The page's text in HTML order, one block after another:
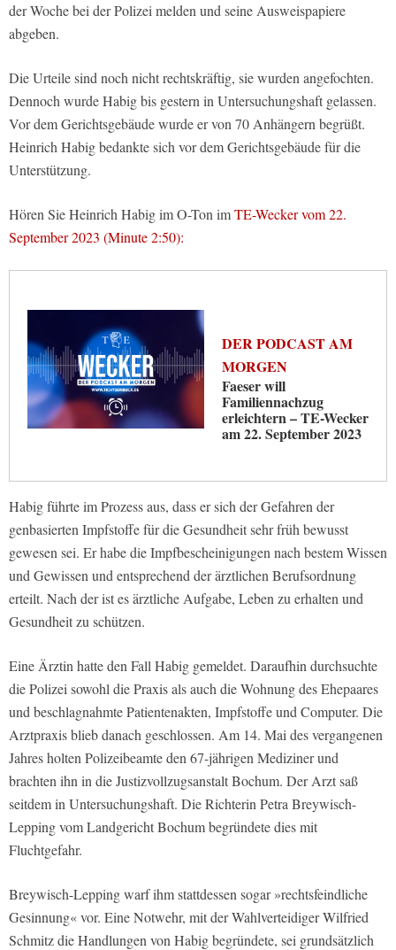
der Woche bei der Polizei melden und seine Ausweispapiere
abgeben.
Die Urteile sind noch nicht rechtskräftig, sie wurden angefochten.
Dennoch wurde Habig bis gestern in Untersuchungshaft gelassen.
Vor dem Gerichtsgebäude wurde er von 70 Anhängern begrüßt.
Heinrich Habig bedankte sich vor dem Gerichtsgebäude für die
Unterstützung.
Hören Sie Heinrich Habig im O-Ton imTE-Wecker vom 22.
September 2023 (Minute 2:50):
DER PODCAST AM
MORGEN
Faeser will
Familiennachzug
erleichtern – TE-Wecker
am 22. September 2023
Habig führte im Prozess aus, dass er sich der Gefahren der
genbasierten Impfstoffe für die Gesundheit sehr früh bewusst
gewesen sei. Er habe die Impfbescheinigungen nach bestem Wissen
und Gewissen und entsprechend der ärztlichen Berufsordnung
erteilt. Nach der ist es ärztliche Aufgabe, Leben zu erhalten und
Gesundheit zu schützen.
Eine Ärztin hatte den Fall Habig gemeldet. Daraufhin durchsuchte
die Polizei sowohl die Praxis als auch die Wohnung des Ehepaares
und beschlagnahmte Patientenakten, Impfstoffe und Computer. Die
Arztpraxis blieb danach geschlossen. Am 14. Mai des vergangenen
Jahres holten Polizeibeamte den 67-jährigen Mediziner und
brachten ihn in die Justizvollzugsanstalt Bochum. Der Arzt saß
seitdem in Untersuchungshaft. Die Richterin Petra Breywisch-
Lepping vom Landgericht Bochum begründete dies mit
Fluchtgefahr.
Breywisch-Lepping warf ihm stattdessen sogar »rechtsfeindliche
Gesinnung« vor. Eine Notwehr, mit der Wahlverteidiger Wilfried
Schmitz die Handlungen von Habig begründete, sei grundsätzlich